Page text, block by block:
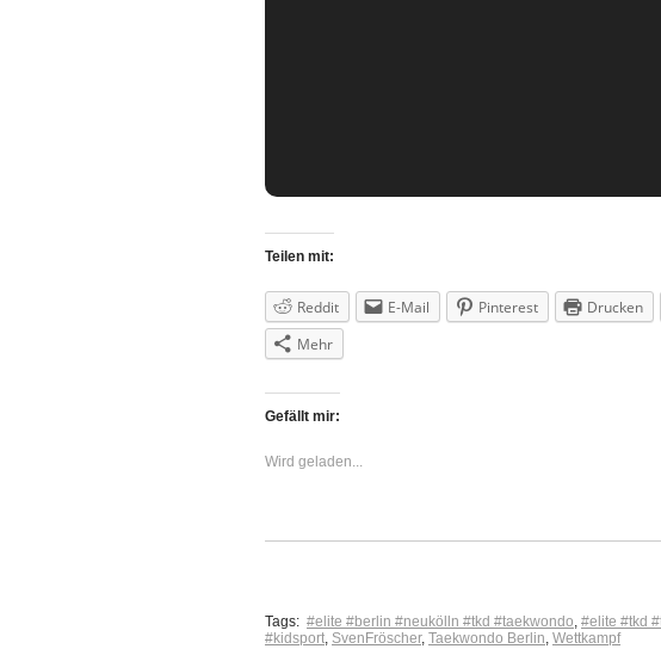
Teilen mit:
Reddit E-Mail Pinterest Drucken
Mehr
Gefällt mir:
Wird geladen...
Tags: #elite #berlin #neukölln #tkd #taekwondo, #elite #tkd
#kidsport, SvenFröscher, Taekwondo Berlin, Wettkampf